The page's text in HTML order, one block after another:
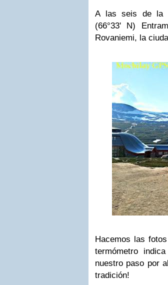
A las seis de la
(66°33' N)
Rovaniemi, la
Hacemos las
termómetro
nuestro paso por
tradición!